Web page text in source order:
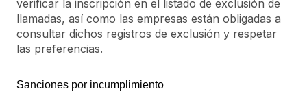
verificar la inscripción en el listado de exclusión de
llamadas, así como las empresas están obligadas a
consultar dichos registros de exclusión y respetar
las preferencias.
Sanciones por incumplimiento